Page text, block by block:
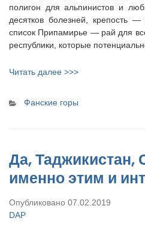
полигон для альпинистов и
десятков болезней, крепость
список Припамирье — рай для
республики, которые
Читать далее >>>
Categories
Фанские горы
Да,
именно этим и
Опубликовано 07.02.2019
DAP